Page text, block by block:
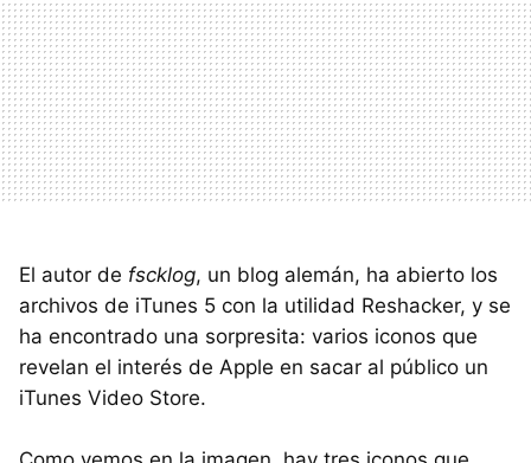
El autor de fscklog, un blog alemán, ha abierto los
archivos de iTunes 5 con la utilidad Reshacker, y se
ha encontrado una sorpresita: varios iconos que
revelan el interés de Apple en sacar al público un
iTunes Video Store.